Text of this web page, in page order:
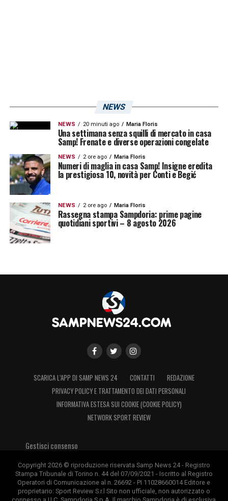
NEWS
NEWS 20 minuti ago Maria Floris
Una settimana senza squilli di mercato in casa
Samp! Frenate e diverse operazioni congelate
NEWS 2 ore ago Maria Floris
Numeri di maglia in casa Samp! Insigne eredita
la prestigiosa 10, novità per Conti e Begić
NEWS 2 ore ago Maria Floris
Rassegna stampa Sampdoria: prime pagine
quotidiani sportivi – 8 agosto 2026
SCARICA L’APP DI SAMP NEWS 24 CONTATTI
REDAZIONE
PRIVACY POLICY E TRATTAMENTO DEI DATI PERSONALI
INFORMATIVA ESTESA SUI COOKIE (COOKIE POLICY)
NETWORK SPORT REVIEW
Gestisci consenso
Copyright 2026 © riproduzione riservata Samp News 24 - Registro
Stampa Tribunale di Torino n. 44 del 07/09/2021 - Iscritto al Registro
Operatori di Comunicazione al n. 26692 - PI 11028660014 Editore e
proprietario: Sport Review S.r.l Sito non ufficiale, non autorizzato o